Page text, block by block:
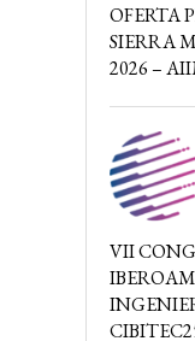
OFERTA
SIERRA
2026 –
VII